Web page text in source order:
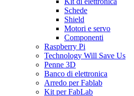
Schede
Shield
Motori e servo
Componenti
Raspberry Pi
Technology Will Save Us
Penne 3D
Banco di elettronica
Arredo per Fablab
Kit per FabLab